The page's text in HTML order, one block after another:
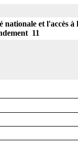
nationale et l'accès
11